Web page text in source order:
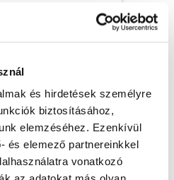
és hirdetések személyre
biztosításához,
elemzéséhez. Ezenkívül
és elemező partnereinkkel
vonatkozó
Original, S/M – 30x
7 874 Ft )
KOSÁRBA